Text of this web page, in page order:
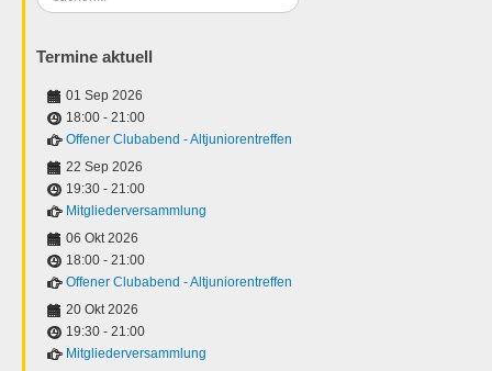
...
Termine aktuell
01 Sep 2026
18:00 - 21:00
Offener Clubabend - Altjuniorentreffen
22 Sep 2026
19:30 - 21:00
Mitgliederversammlung
06 Okt 2026
18:00 - 21:00
Offener Clubabend - Altjuniorentreffen
20 Okt 2026
19:30 - 21:00
Mitgliederversammlung